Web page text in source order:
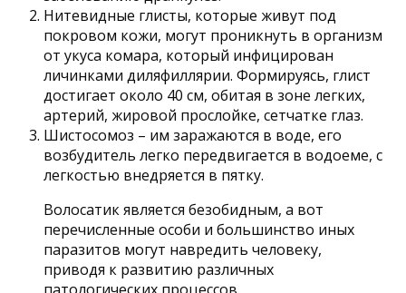
Нитевидные глисты, которые живут под
покровом кожи, могут проникнуть в организм
от укуса комара, который инфицирован
личинками диляфиллярии. Формируясь, глист
достигает около 40 см, обитая в зоне легких,
артерий, жировой прослойке, сетчатке глаз.
Шистосомоз – им заражаются в воде, его
возбудитель легко передвигается в водоеме, с
легкостью внедряется в пятку.
Волосатик является безобидным, а вот
перечисленные особи и большинство иных
паразитов могут навредить человеку,
приводя к развитию различных